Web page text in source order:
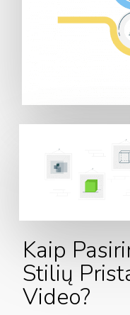
Kaip
Stilių
Video?